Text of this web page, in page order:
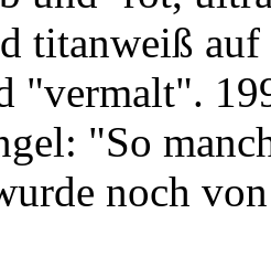
titanweiß
"vermalt".
"So
noch